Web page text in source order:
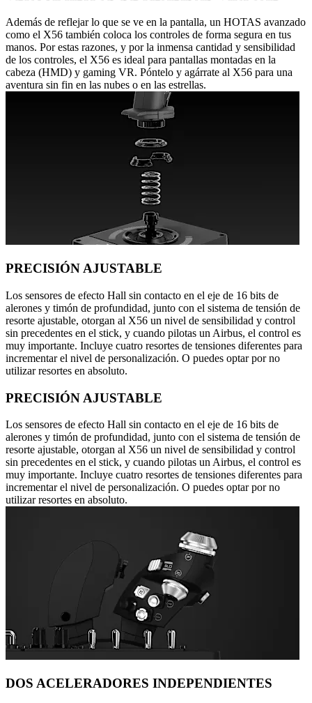
Además de reflejar lo que se ve en la pantalla, un HOTAS avanzado
como el X56 también coloca los controles de forma segura en tus
manos. Por estas razones, y por la inmensa cantidad y sensibilidad
de los controles, el X56 es ideal para pantallas montadas en la
cabeza (HMD) y gaming VR. Póntelo y agárrate al X56 para una
aventura sin fin en las nubes o en las estrellas.
PRECISIÓN AJUSTABLE
Los sensores de efecto Hall sin contacto en el eje de 16 bits de
alerones y timón de profundidad, junto con el sistema de tensión de
resorte ajustable, otorgan al X56 un nivel de sensibilidad y control
sin precedentes en el stick, y cuando pilotas un Airbus, el control es
muy importante. Incluye cuatro resortes de tensiones diferentes para
incrementar el nivel de personalización. O puedes optar por no
utilizar resortes en absoluto.
PRECISIÓN AJUSTABLE
Los sensores de efecto Hall sin contacto en el eje de 16 bits de
alerones y timón de profundidad, junto con el sistema de tensión de
resorte ajustable, otorgan al X56 un nivel de sensibilidad y control
sin precedentes en el stick, y cuando pilotas un Airbus, el control es
muy importante. Incluye cuatro resortes de tensiones diferentes para
incrementar el nivel de personalización. O puedes optar por no
utilizar resortes en absoluto.
DOS ACELERADORES INDEPENDIENTES